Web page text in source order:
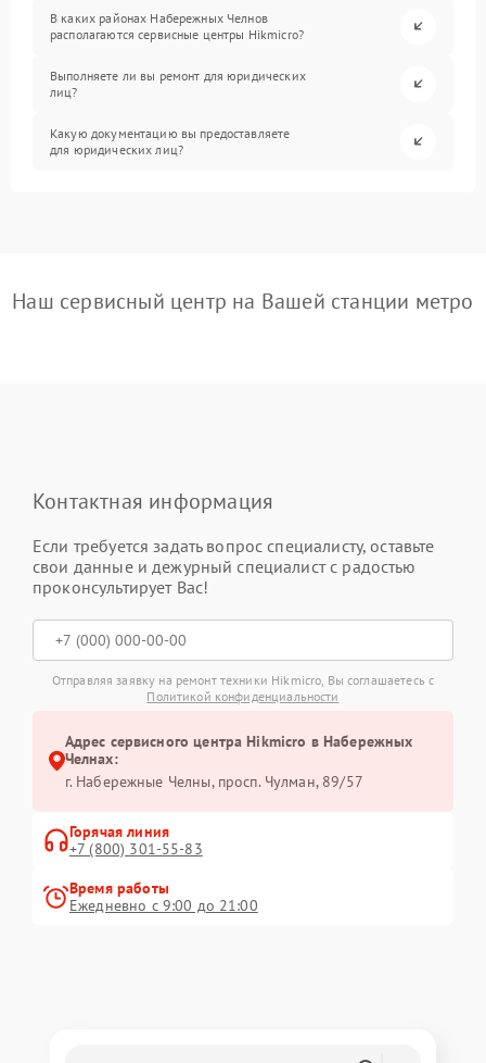
В каких районах Набережных Челнов
располагаются сервисные центры Hikmicro?
Выполняете ли вы ремонт для юридических
лиц?
Какую документацию вы предоставляете
для юридических лиц?
Наш сервисный центр на Вашей станции метро
Контактная информация
Если требуется задать вопрос специалисту, оставьте
свои данные и дежурный специалист с радостью
проконсультирует Вас!
Отправляя заявку на ремонт техники Hikmicro, Вы соглашаетесь с
Политикой конфиденциальности
Адрес сервисного центра Hikmicro в Набережных
Челнах:
г. Набережные Челны, просп. Чулман, 89/57
Горячая линия
+7 (800) 301-55-83
Время работы
Ежедневно с 9:00 до 21:00